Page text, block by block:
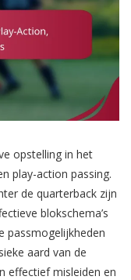
opstelling in het
play-action passing.
de quarterback zijn
blokschema’s
passmogelijkheden
aard van de
effectief misleiden en